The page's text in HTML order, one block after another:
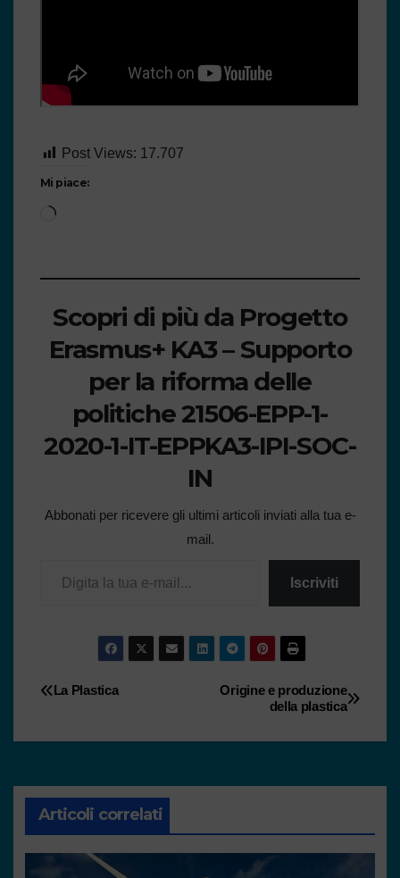
Post Views: 17.707
Mi piace:
Scopri di più da Progetto
Erasmus+ KA3 – Supporto
per la riforma delle
politiche 21506-EPP-1-
2020-1-IT-EPPKA3-IPI-SOC-
IN
Abbonati per ricevere gli ultimi articoli inviati alla tua e-
mail.
Iscriviti
Origine e produzione
della plastica
La Plastica
Articoli correlati